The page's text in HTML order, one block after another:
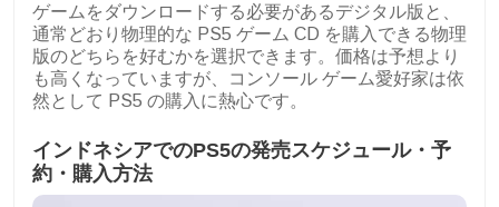
ゲームをダウンロードする必要があるデジタル版と、
通常どおり物理的な PS5 ゲーム CD を購入できる物理
版のどちらを好むかを選択できます。価格は予想より
も高くなっていますが、コンソール ゲーム愛好家は依
然として PS5 の購入に熱心です。
インドネシアでのPS5の発売スケジュール・予
約・購入方法